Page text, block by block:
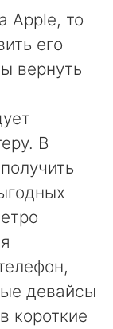
Apple, то
его
вернуть
В
девайсы
короткие